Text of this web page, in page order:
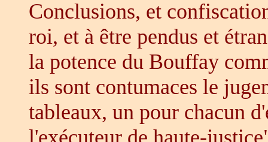
Conclusions, et
roi, et à être pendus et
la potence du Bouffay
ils sont contumaces le
tableaux, un pour chacun
l'exécuteur de haute-